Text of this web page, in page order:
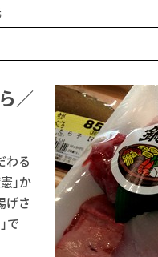
／
わる
｣か
げさ
で